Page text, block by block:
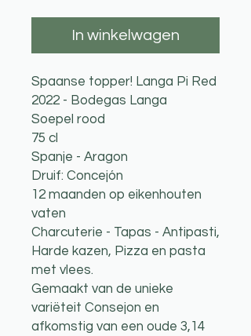
In winkelwagen
Spaanse topper! Langa Pi Red
2022 - Bodegas Langa
Soepel rood
75 cl
Spanje - Aragon
Druif: Concejón
12 maanden op eikenhouten
vaten
Charcuterie - Tapas - Antipasti,
Harde kazen, Pizza en pasta
met vlees.
Gemaakt van de unieke
variëteit Consejon en
afkomstig van een oude 3,14